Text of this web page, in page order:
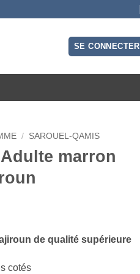
SE CONNECTER
/ SAROUEL-QAMIS
marron
de qualité supérieure
cotés